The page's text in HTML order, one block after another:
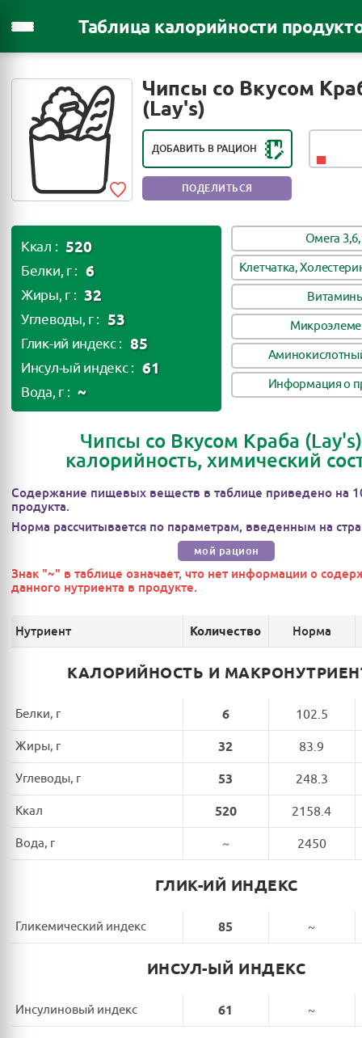
Таблица калорийности
Чипсы со Вкусом
(Lay's)
ДОБАВИТЬ В РАЦИОН
РЕЙТИНГ ПОЛЕЗНОСТИ ПРОДУКТА:
ВРЕДЕН ДЛЯ ЗДОРОВЬЯ
ПОДЕЛИТЬСЯ
Ккал : 520
Белки, г : 6
Жиры, г : 32
Углеводы, г : 53
Глик-ий индекс : 85
Инсул-ый индекс : 61
Вода, г : ~
Омега
Клетчатка,
Информация о
Чипсы со Вкусом Краба
калорийность, химический
Содержание пищевых веществ в таблице приведено на
продукта.
Норма рассчитывается по параметрам, введенным на
мой рацион
Знак "~" в таблице означает, что нет информации о
данного нутриента в продукте.
Нутриент Количество Норма
КАЛОРИЙНОСТЬ И
Белки, г 6 102.5
Жиры, г 32 83.9
Углеводы, г 53 248.3
Ккал 520 2158.4
Вода, г ~ 2450
ГЛИК-ИЙ ИНДЕКС
Гликемический индекс 85 ~
ИНСУЛ-ЫЙ ИНДЕКС
Инсулиновый индекс 61 ~